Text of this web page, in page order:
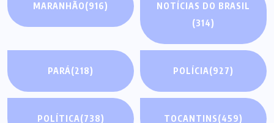
MARANHÃO(916)
NOTÍCIAS DO BRASIL
(314)
PARÁ(218) POLÍCIA(927)
POLÍTICA(738) TOCANTINS(459)